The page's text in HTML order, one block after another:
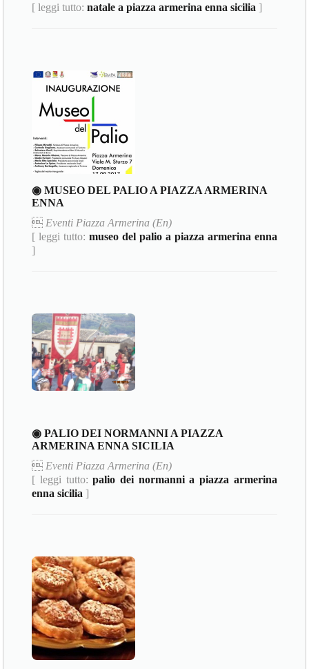
[ leggi tutto:natale a piazza armerina enna sicilia ]
◉ MUSEO DEL PALIO A PIAZZA ARMERINA
ENNA
 Eventi Piazza Armerina (En)
[ leggi tutto:museo del palio a piazza armerina enna
]
◉ PALIO DEI NORMANNI A PIAZZA
ARMERINA ENNA SICILIA
 Eventi Piazza Armerina (En)
[ leggi tutto:palio dei normanni a piazza armerina
enna sicilia ]